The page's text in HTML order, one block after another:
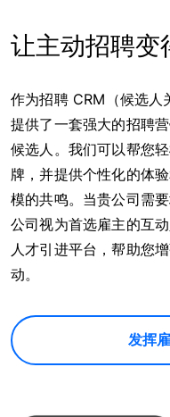
让主动招聘变
作为招聘 CRM（候选
提供了一套强大的招聘
候选人。我们可以帮您
牌，并提供个性化的体
模的共鸣。当贵公司需
公司视为首选雇主的互
人才引进平台，帮助您
动。
发挥